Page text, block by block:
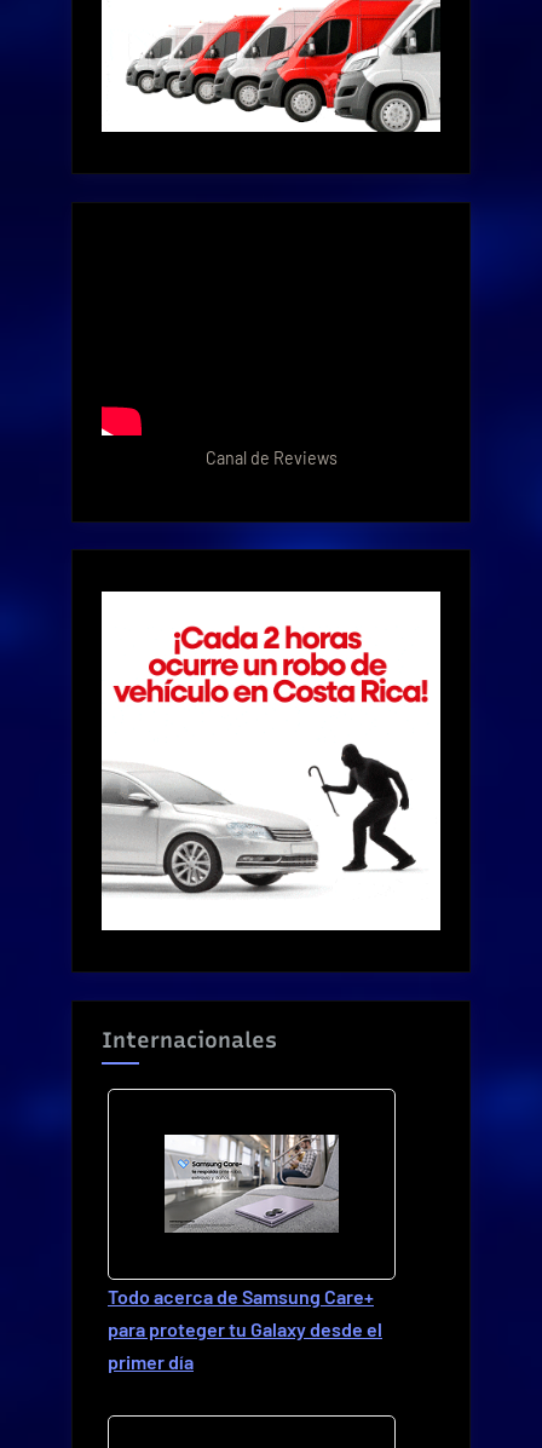
Canal de Reviews
Internacionales
Todo acerca de Samsung Care+
para proteger tu Galaxy desde el
primer día